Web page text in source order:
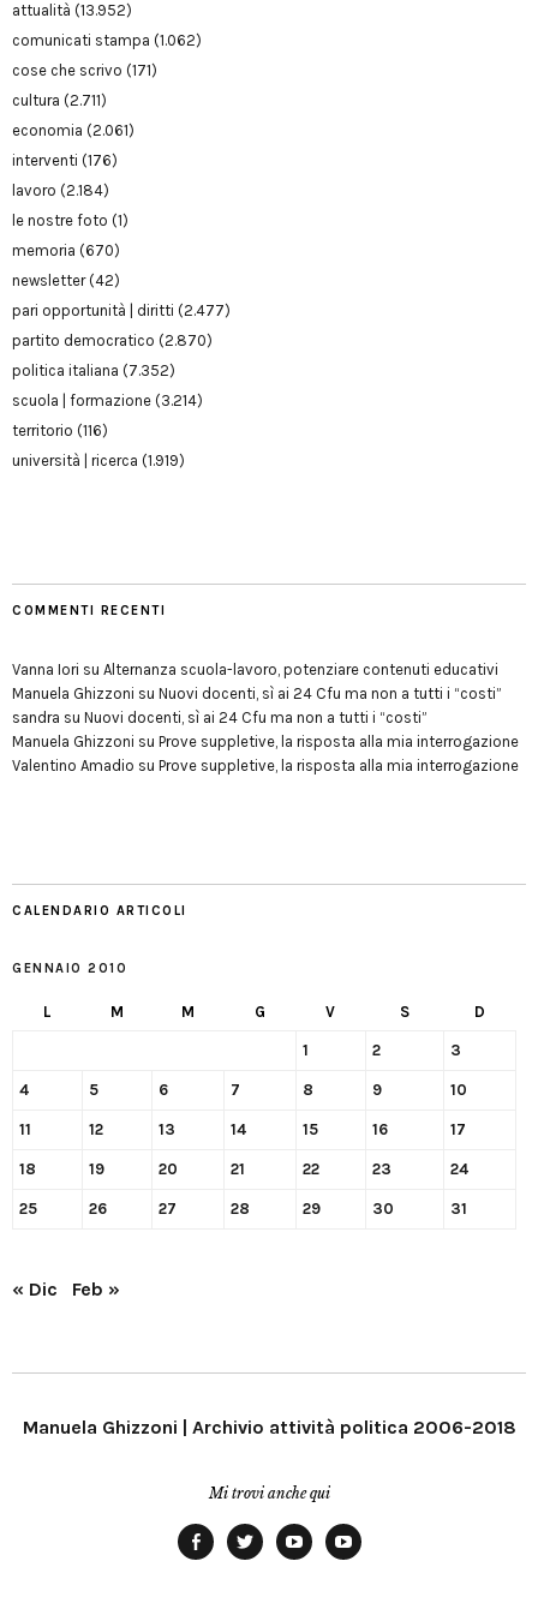
attualità (13.952)
comunicati stampa (1.062)
cose che scrivo (171)
cultura (2.711)
economia (2.061)
interventi (176)
lavoro (2.184)
le nostre foto (1)
memoria (670)
newsletter(42)
pari opportunità | diritti (2.477)
partito democratico (2.870)
politica italiana (7.352)
scuola | formazione (3.214)
territorio (116)
università | ricerca (1.919)
COMMENTI RECENTI
Vanna Iori su Alternanza scuola-lavoro, potenziare contenuti educativi
Manuela Ghizzoni su Nuovi docenti, sì ai 24 Cfu ma non a tutti i “costi”
sandra su Nuovi docenti, sì ai 24 Cfu ma non a tutti i “costi”
Manuela Ghizzoni su Prove suppletive, la risposta alla mia interrogazione
Valentino Amadio su Prove suppletive, la risposta alla mia interrogazione
CALENDARIO ARTICOLI
GENNAIO 2010
L M M G V S D
1 2 3
4 5 6 7 8 9 10
11 12 13 14 15 16 17
18 19 20 21 22 23 24
25 26 27 28 29 30 31
« Dic Feb »
Manuela Ghizzoni | Archivio attività politica 2006-2018
Mi trovi anche qui